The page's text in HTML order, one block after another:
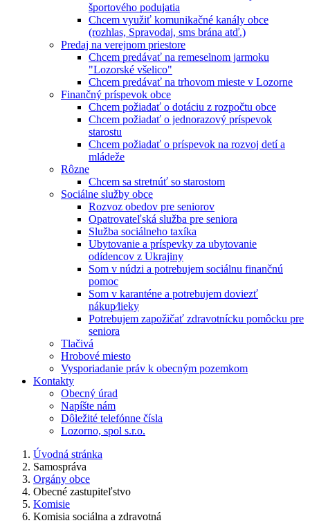
športového podujatia
Chcem využiť komunikačné kanály obce
(rozhlas, Spravodaj, sms brána atď.)
Predaj na verejnom priestore
Chcem predávať na remeselnom jarmoku
"Lozorské všelico"
Chcem predávať na trhovom mieste v Lozorne
Finančný príspevok obce
Chcem požiadať o dotáciu z rozpočtu obce
Chcem požiadať o jednorazový príspevok
starostu
Chcem požiadať o príspevok na rozvoj detí a
mládeže
Rôzne
Chcem sa stretnúť so starostom
Sociálne služby obce
Rozvoz obedov pre seniorov
Opatrovateľská služba pre seniora
Služba sociálneho taxíka
Ubytovanie a príspevky za ubytovanie
odídencov z Ukrajiny
Som v núdzi a potrebujem sociálnu finančnú
pomoc
Som v karanténe a potrebujem doviezť
nákup⁄lieky
Potrebujem zapožičať zdravotnícku pomôcku pre
seniora
Tlačivá
Hrobové miesto
Vysporiadanie práv k obecným pozemkom
Kontakty
Obecný úrad
Napíšte nám
Dôležité telefónne čísla
Lozorno, spol s.r.o.
Úvodná stránka
Samospráva
Orgány obce
Obecné zastupiteľstvo
Komisie
Komisia sociálna a zdravotná